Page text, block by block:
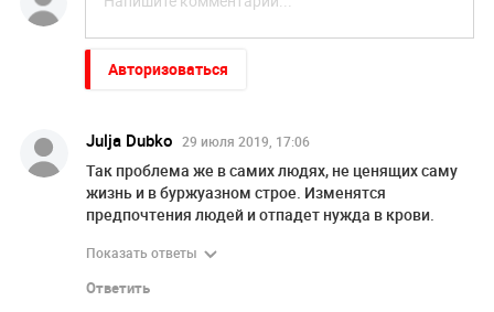
Авторизоваться
Julja Dubko 29 июля 2019, 17:06
Так проблема же в самих людях, не ценящих саму
жизнь и в буржуазном строе. Изменятся
предпочтения людей и отпадет нужда в крови.
Показать ответы
Ответить